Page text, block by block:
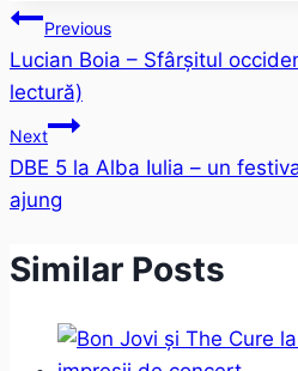
Post
navigation
Previous
Lucian Boia – Sfârșitul
lectură)
Next
DBE 5 la Alba Iulia – un
ajung
Similar Posts